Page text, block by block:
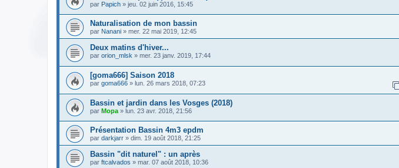
par Papich » jeu. 02 juin 2016, 15:45
Naturalisation de mon bassin
par Nanani » mer. 22 mai 2019, 12:45
Deux matins d'hiver...
par orion_mlsk » mer. 23 janv. 2019, 17:44
[goma666] Saison 2018
par goma666 » lun. 26 mars 2018, 07:23
Bassin et jardin dans les Vosges (2018)
par Mopa » lun. 23 avr. 2018, 21:56
Présentation Bassin 4m3 epdm
par darkjarr » dim. 19 août 2018, 21:25
Bassin "dit naturel" : un après
par ftcalvados » mar. 07 août 2018, 10:36